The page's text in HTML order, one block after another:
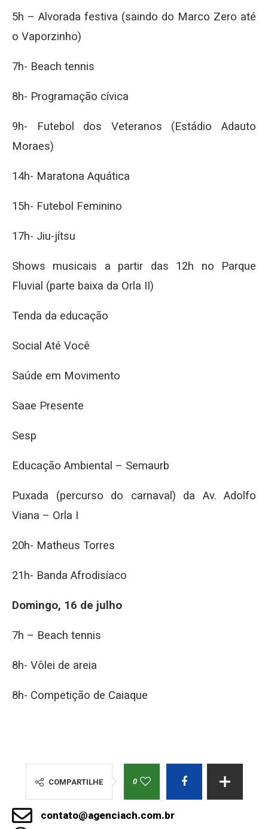
5h – Alvorada festiva (saindo do Marco Zero até
o Vaporzinho)
7h- Beach tennis
8h- Programação cívica
9h- Futebol dos Veteranos (Estádio Adauto
Moraes)
14h- Maratona Aquática
15h- Futebol Feminino
17h- Jiu-jítsu
Shows musicais a partir das 12h no Parque
Fluvial (parte baixa da Orla II)
Tenda da educação
Social Até Você
Saúde em Movimento
Saae Presente
Sesp
Educação Ambiental – Semaurb
Puxada (percurso do carnaval) da Av. Adolfo
Viana – Orla I
20h- Matheus Torres
21h- Banda Afrodisíaco
Domingo, 16 de julho
7h – Beach tennis
8h- Vôlei de areia
8h- Competição de Caiaque
COMPARTILHE 0
contato@agenciach.com.br